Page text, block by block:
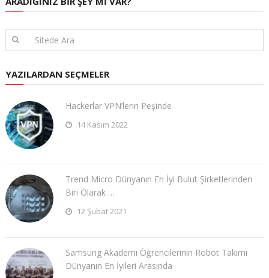
YAZILARDAN SEÇMELER
Hackerlar VPN’lerin Peşinde
14 Kasım 2022
Trend Micro Dünyanın En İyi Bulut Şirketlerinden
Biri Olarak …
12 Şubat 2021
Samsung Akademi Öğrencilerinin Robot Takımı
Dünyanın En İyileri Arasında